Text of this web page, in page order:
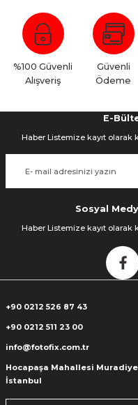
Bu ürüne
%100 Güvenli
Alışveriş
Güvenli
Ödeme
E-
Haber Listemize kayıt
Sosyal
Haber Listemize kayıt
+90 0212 526 87 43
+90 0212 511 23 00
info@fotofix.com.tr
Hocapaşa Mahallesi Muradiye
İstanbul